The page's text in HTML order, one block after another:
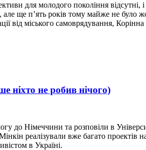
для молодого покоління відсутні,
ще п’ять років тому майже не було
від міського самоврядування,
не робив нічого)
до Німеччини та розповіли в
реалізували вже багато проектів
в Україні.